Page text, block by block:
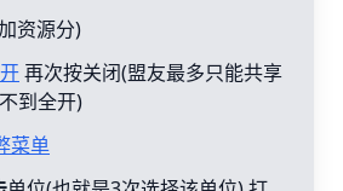
资源分)
再次按关闭(盟友最多只能共享
到全开)
菜单